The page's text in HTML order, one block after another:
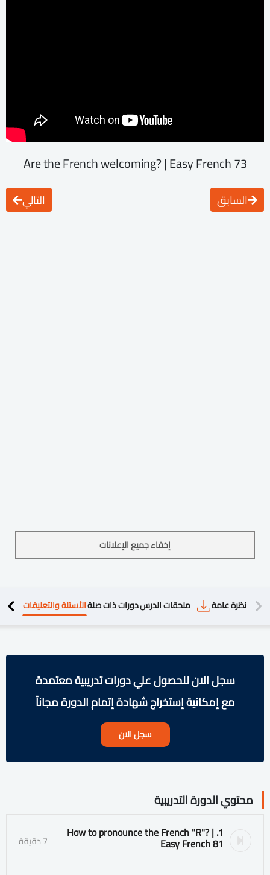
Are the French welcoming? | Easy French 73
السابق التالي
إخفاء جميع الإعلانات
نظرة عامة ملحقات الدرسدورات ذات صلةالأسئلة والتعليقات
سجل الان للحصول علي دورات تدريبية معتمدة
مع إمكانية إستخراج شهادة إتمام الدورة مجاناً
سجل الان
محتوي الدورة التدريبية
1. How to pronounce the French "R"? |
Easy French 81 7 دقيقة